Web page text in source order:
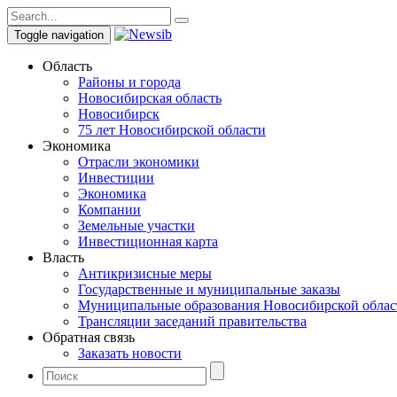
Toggle navigation
Область
Районы и города
Новосибирская область
Новосибирск
75 лет Новосибирской области
Экономика
Отрасли экономики
Инвестиции
Экономика
Компании
Земельные участки
Инвестиционная карта
Власть
Антикризисные меры
Государственные и муниципальные заказы
Муниципальные образования Новосибирской
Трансляции заседаний правительства
Обратная связь
Заказать новости